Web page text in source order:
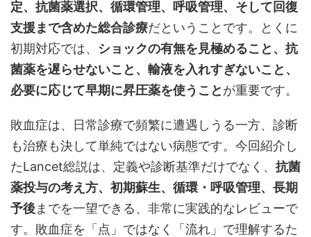
定、抗菌薬選択、循環管理、呼吸管理、そして回復
支援まで含めた総合診療だということです。とくに
初期対応では、 ショックの有無を見極めること、抗
菌薬を遅らせないこと、輸液を入れすぎないこと、
必要に応じて早期に昇圧薬を使うことが重要です。
敗血症は、日常診療で頻繁に遭遇しうる一方、診断
も治療も決して単純ではない病態です。今回紹介し
たLancet総説は、定義や診断基準だけでなく、 抗菌
薬投与の考え方、初期蘇生、循環・呼吸管理、長期
予後までを一望できる、非常に実践的なレビューで
す。敗血症を「点」ではなく「流れ」で理解するた